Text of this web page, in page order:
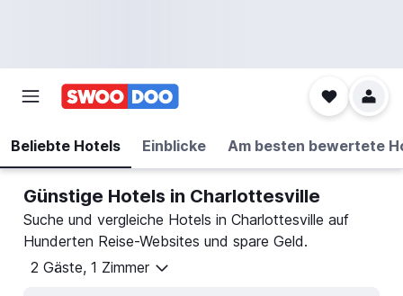
Beliebte Hotels Einblicke Am besten bewertete
Günstige Hotels in Charlottesville
Suche und vergleiche Hotels in Charlottesville auf
Hunderten Reise-Websites und spare Geld.
2 Gäste, 1 Zimmer